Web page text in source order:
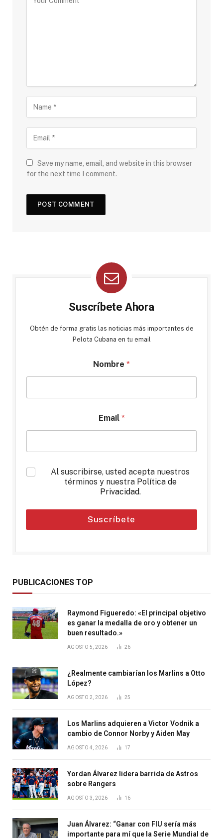
Save my name, email, and website in this browser
for the next time I comment.
Suscríbete Ahora
Obtén de forma gratis las noticias más importantes de
Pelota Cubana en tu email
Nombre *
Email *
*
Al suscribirse, usted acepta nuestros
términos y nuestra Política de
Privacidad.
Suscríbete
PUBLICACIONES TOP
Raymond Figueredo: «El principal objetivo
es ganar la medalla de oro y obtener un
buen resultado.»
AGOSTO 5, 2026 26
¿Realmente cambiarían los Marlins a Otto
López?
AGOSTO 2, 2026 25
Los Marlins adquieren a Victor Vodnik a
cambio de Connor Norby y Aiden May
AGOSTO 4, 2026 17
Yordan Álvarez lidera barrida de Astros
sobre Rangers
AGOSTO 3, 2026 16
Juan Álvarez: “Ganar con FIU sería más
importante para mí que la Serie Mundial de